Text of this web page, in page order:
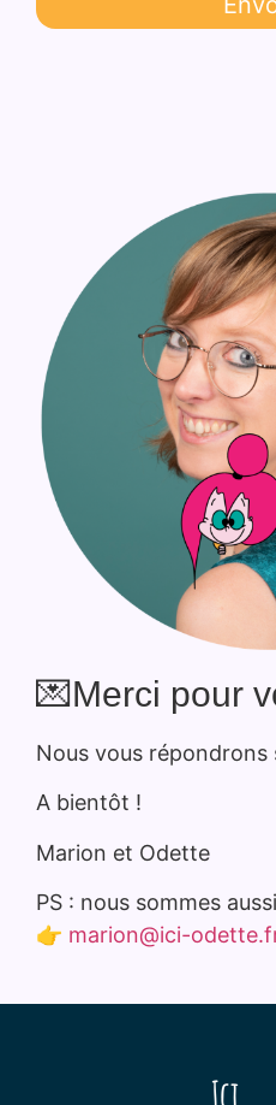
💌Merci pour
Nous vous répondrons
A bientôt !
Marion et Odette
PS : nous sommes
👉 marion@ici-